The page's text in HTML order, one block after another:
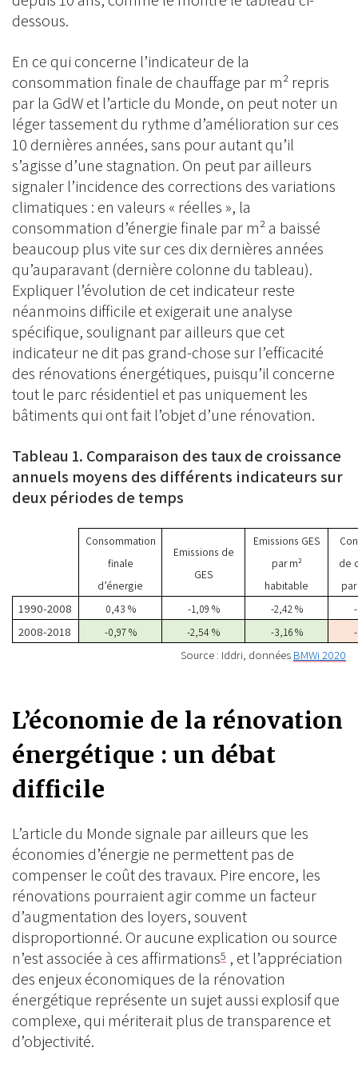
dessous.
En ce qui concerne l’indicateur de la
consommation finale de chauffage par m² repris
par la GdW et l’article du Monde, on peut noter un
léger tassement du rythme d’amélioration sur ces
10 dernières années, sans pour autant qu’il
s’agisse d’une stagnation. On peut par ailleurs
signaler l’incidence des corrections des variations
climatiques : en valeurs « réelles », la
consommation d’énergie finale par m² a baissé
beaucoup plus vite sur ces dix dernières années
qu’auparavant (dernière colonne du tableau).
Expliquer l’évolution de cet indicateur reste
néanmoins difficile et exigerait une analyse
spécifique, soulignant par ailleurs que cet
indicateur ne dit pas grand-chose sur l’efficacité
des rénovations énergétiques, puisqu’il concerne
tout le parc résidentiel et pas uniquement les
bâtiments qui ont fait l’objet d’une rénovation.
Tableau 1. Comparaison des taux de croissance
annuels moyens des différents indicateurs sur
deux périodes de temps
Consommation
finale
d’énergie
Emissions de
GES
Emissions GES
par m²
habitable
de
par
1990-2008 0,43 % -1,09 % -2,42 %
2008-2018 -0,97 % -2,54 % -3,16 %
Source : Iddri, données BMWi 2020
L’économie de la rénovation
énergétique : un débat
difficile
L’article du Monde signale par ailleurs que les
économies d’énergie ne permettent pas de
compenser le coût des travaux. Pire encore, les
rénovations pourraient agir comme un facteur
d’augmentation des loyers, souvent
disproportionné. Or aucune explication ou source
n’est associée à ces affirmations5 , et l’appréciation
des enjeux économiques de la rénovation
énergétique représente un sujet aussi explosif que
complexe, qui mériterait plus de transparence et
d’objectivité.